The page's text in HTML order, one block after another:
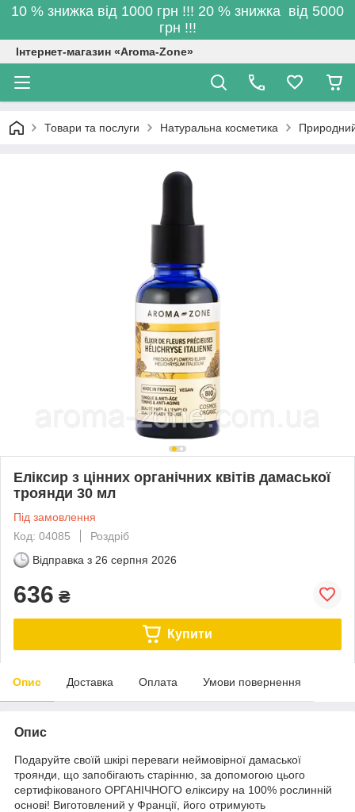
10 % знижка від 1000 грн !!! 20 % знижка від 5000
грн !!!
Інтернет-магазин «Aroma-Zone»
Товари та послуги Натуральна косметика
Еліксир з цінних органічних квітів дамаської
троянди 30 мл
Під замовлення
Код: 04085
Роздріб
Відправка з 26 серпня 2026
636 ₴
Купити
Опис Доставка Оплата Умови повернення
Опис
Подаруйте своїй шкірі переваги неймовірної дамаської
троянди, що запобігають старінню, за допомогою цього
сертифікованого ОРГАНІЧНОГО еліксиру на 100% рослинній
основі! Виготовлений у Франції, його отримують